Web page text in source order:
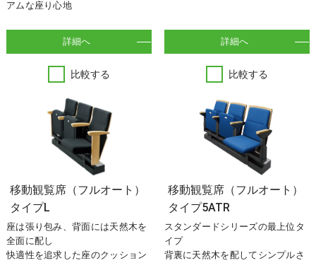
アムな座り心地
詳細へ
比較する
詳細へ
比較する
移動観覧席（フルオート）
タイプL
座は張り包み、背面には天然木を
全面に配し
快適性を追求した座のクッション
移動観覧席（フルオート）
タイプ5ATR
スタンダードシリーズの最上位タ
イプ
背裏に天然木を配してシンプルさ